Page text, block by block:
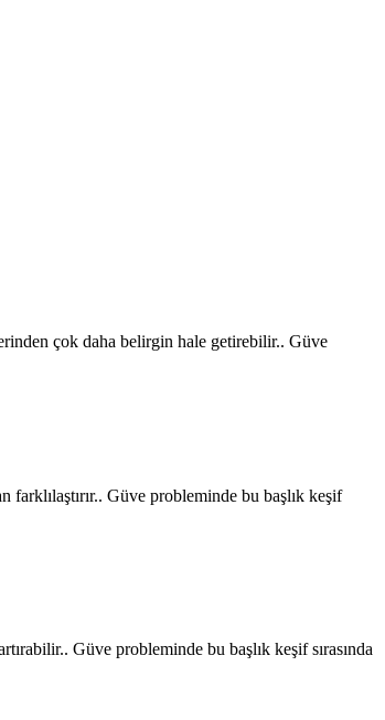
çok daha belirgin hale getirebilir.. Güve
Güve probleminde bu başlık keşif
Güve probleminde bu başlık keşif sırasında